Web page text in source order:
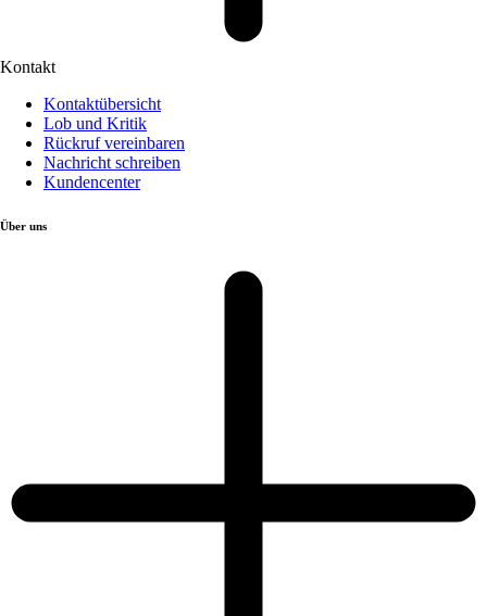
Kontakt
Kontaktübersicht
Lob und Kritik
Rückruf vereinbaren
Nachricht schreiben
Kundencenter
Über uns